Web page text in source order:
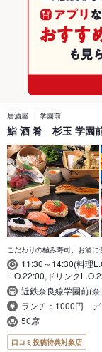
居酒屋 学園前
鮨 酒 肴 杉玉 学園
こだわりの極み寿司、お酒
11:30～14:30(料理
L.O.22:00,ドリンク
近鉄奈良線学園前(
ランチ：1000円 デ
50席
口コミ投稿特典対象店